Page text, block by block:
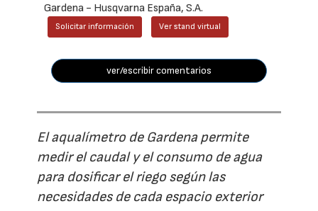
Gardena - Husqvarna España, S.A.
Solicitar información Ver stand virtual
ver/escribir comentarios
El aqualímetro de Gardena permite
medir el caudal y el consumo de agua
para dosificar el riego según las
necesidades de cada espacio exterior